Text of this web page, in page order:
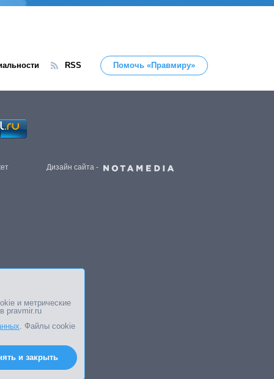
RSS Помочь «Правмиру»
Дизайн сайта -
и метрические
в pravmir.ru
. Файлы cookie
и закрыть